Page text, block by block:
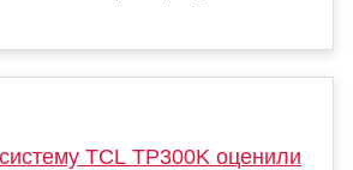
TCL TP300K оценили